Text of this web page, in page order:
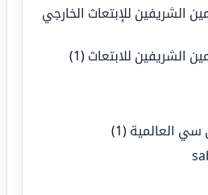
الشريفين للإبتعاث الخارجي
الشريفين للابتعاث (1)
العالمية (1)